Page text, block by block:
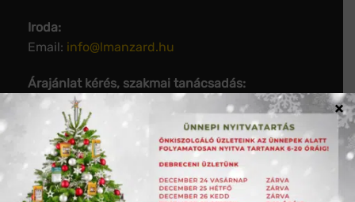
Iroda:
Email: info@lmanzard.hu
Árajánlat kérés, szakmai tanácsadás:
Email:
arajanlat@lmanzard.hu
Számlázás:
Telefon:+36 20 770 7010
Email:szamlazas@lmanzard.hu
×